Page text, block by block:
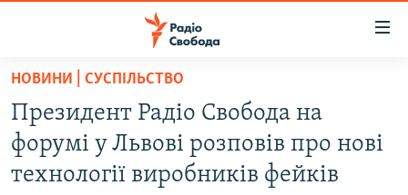
Перейти
основного
матеріалу
Перейти
до
ВСЕ ЗА ДОБУ
СТАТТІ
НОВИНИ | СУСПІЛЬСТВО
Президент Радіо Свобода на
форумі у Львові розповів про нові
технології виробників фейків